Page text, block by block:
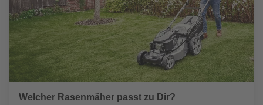
Welcher Rasenmäher passt zu Dir?